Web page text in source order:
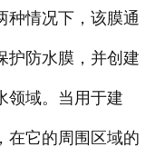
厂房设备
联系我们
种情况下，该膜通
护防水膜，并创建
领域。当用于建
在它的周围区域的